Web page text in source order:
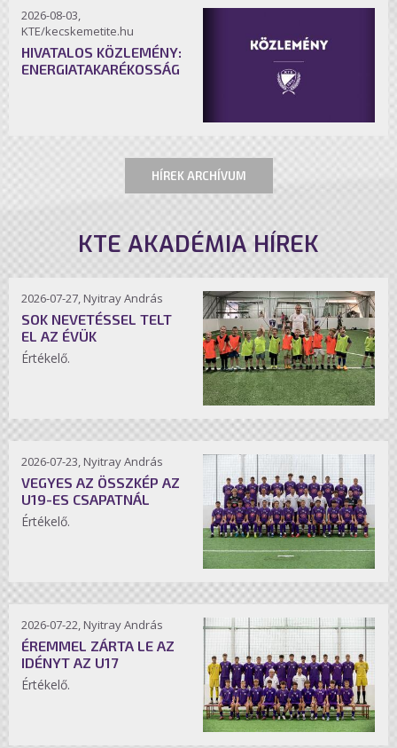
2026-08-03,
KTE/kecskemetite.hu
HIVATALOS KÖZLEMÉNY:
ENERGIATAKARÉKOSSÁG
HÍREK ARCHÍVUM
KTE AKADÉMIA HÍREK
2026-07-27, Nyitray András
SOK NEVETÉSSEL TELT
EL AZ ÉVÜK
Értékelő.
2026-07-23, Nyitray András
VEGYES AZ ÖSSZKÉP AZ
U19-ES CSAPATNÁL
Értékelő.
2026-07-22, Nyitray András
ÉREMMEL ZÁRTA LE AZ
IDÉNYT AZ U17
Értékelő.